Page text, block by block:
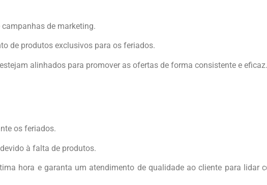
de marketing.
de produtos exclusivos para os feriados.
alinhados para promover as ofertas de forma consistente e eficaz.
os feriados.
à falta de produtos.
hora e garanta um atendimento de qualidade ao cliente para lidar